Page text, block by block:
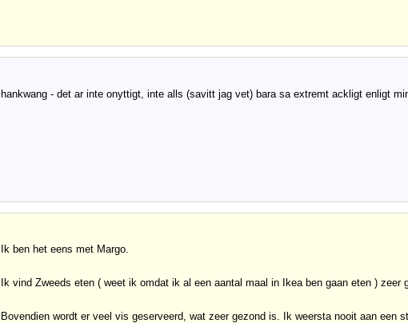
hankwang - det ar inte onyttigt, inte alls (savitt jag vet) bara sa extremt ackligt enligt
Ik ben het eens met Margo.
Ik vind Zweeds eten ( weet ik omdat ik al een aantal maal in Ikea ben gaan eten ) zeer
Bovendien wordt er veel vis geserveerd, wat zeer gezond is. Ik weersta nooit aan een